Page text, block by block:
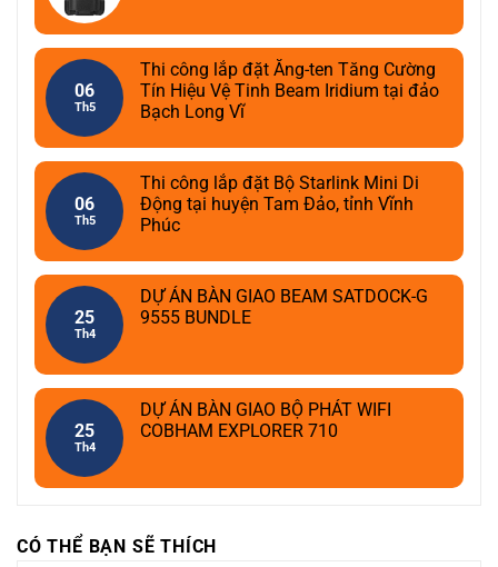
06
Th5
Thi công lắp đặt Ăng-ten Tăng Cường
Tín Hiệu Vệ Tinh Beam Iridium tại đảo
Bạch Long Vĩ
06
Th5
Thi công lắp đặt Bộ Starlink Mini Di
Động tại huyện Tam Đảo, tỉnh Vĩnh
Phúc
25
Th4
DỰ ÁN BÀN GIAO BEAM SATDOCK-G
9555 BUNDLE
25
Th4
DỰ ÁN BÀN GIAO BỘ PHÁT WIFI
COBHAM EXPLORER 710
CÓ THỂ BẠN SẼ THÍCH